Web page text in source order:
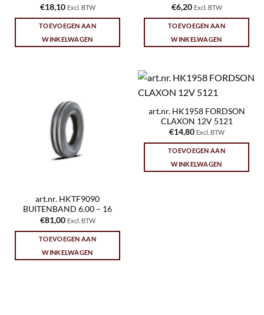
€18,10 Excl. BTW
TOEVOEGEN AAN
WINKELWAGEN
€6,20 Excl. BTW
TOEVOEGEN AAN
WINKELWAGEN
art.nr. HKTF9090
BUITENBAND 6.00 – 16
€81,00 Excl. BTW
TOEVOEGEN AAN
WINKELWAGEN
art.nr. HK1958 FORDSON
CLAXON 12V 5121
€14,80 Excl. BTW
TOEVOEGEN AAN
WINKELWAGEN